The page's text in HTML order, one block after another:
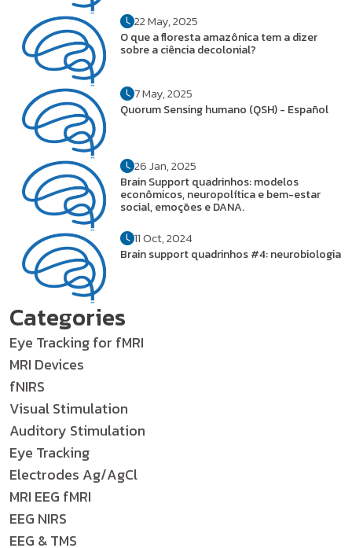
22 May, 2025
O que a floresta amazônica tem a dizer
sobre a ciência decolonial?
7 May, 2025
Quorum Sensing humano (QSH) - Español
26 Jan, 2025
Brain Support quadrinhos: modelos
econômicos, neuropolítica e bem-estar
social, emoções e DANA.
11 Oct, 2024
Brain support quadrinhos #4: neurobiologia
Categories
Eye Tracking for fMRI
MRI Devices
fNIRS
Visual Stimulation
Auditory Stimulation
Eye Tracking
Electrodes Ag/AgCl
MRI EEG fMRI
EEG NIRS
EEG & TMS